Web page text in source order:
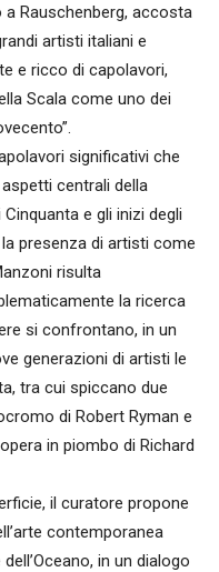
Rauschenberg, accosta
artisti italiani e
e ricco di capolavori,
Scala come uno dei
significativi che
centrali della
e gli inizi degli
presenza di artisti come
risulta
la ricerca
si confrontano, in un
generazioni di artisti le
tra cui spiccano due
di Robert Ryman e
in piombo di Richard
il curatore propone
contemporanea
in un dialogo